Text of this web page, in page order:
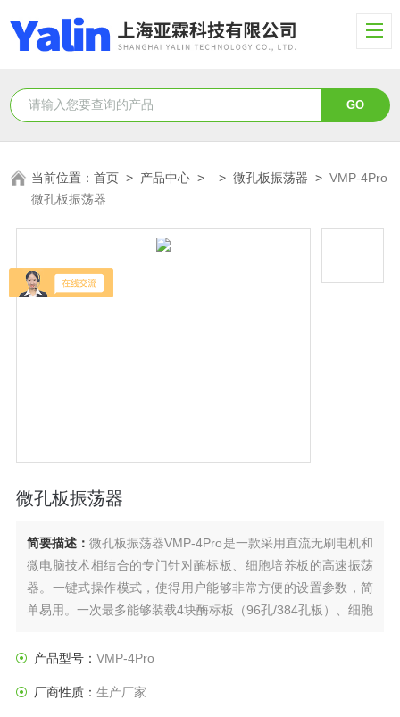
当前位置：首页 > 产品中心 > >微孔板振荡器 >VMP-4Pro
微孔板振荡器
微孔板振荡器
简要描述：微孔板振荡器VMP-4Pro是一款采用直流无刷电机和
微电脑技术相结合的专门针对酶标板、细胞培养板的高速振荡
器。一键式操作模式，使得用户能够非常方便的设置参数，简
单易用。一次最多能够装载4块酶标板（96孔/384孔板）、细胞
产品型号： VMP-4Pro
厂商性质： 生产厂家